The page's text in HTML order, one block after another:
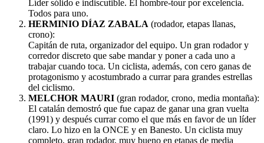
Líder sólido e indiscutible. El hombre-tour por excelencia.
Todos para uno.
HERMINIO DÍAZ ZABALA (rodador, etapas llanas,
crono):
Capitán de ruta, organizador del equipo. Un gran rodador y
corredor discreto que sabe mandar y poner a cada uno a
trabajar cuando toca. Un ciclista, además, con cero ganas de
protagonismo y acostumbrado a currar para grandes estrellas
del ciclismo.
MELCHOR MAURI (gran rodador, crono, media montaña):
El catalán demostró que fue capaz de ganar una gran vuelta
(1991) y después currar como el que más en favor de un líder
claro. Lo hizo en la ONCE y en Banesto. Un ciclista muy
completo, gran rodador, muy bueno en etapas de media